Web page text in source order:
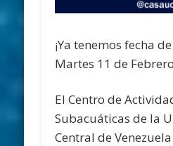
¡Ya tenemos fecha
Martes 11 de
El Centro de
Subacuáticas de la
Central de